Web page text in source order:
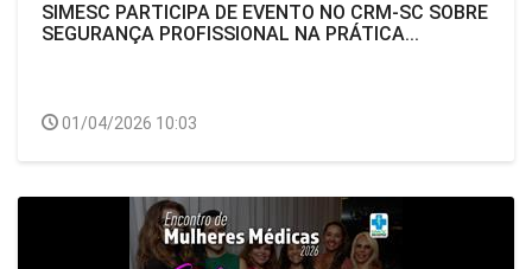
SIMESC PARTICIPA DE EVENTO NO CRM-SC SOBRE
SEGURANÇA PROFISSIONAL NA PRÁTICA...
01/04/2026 10:03